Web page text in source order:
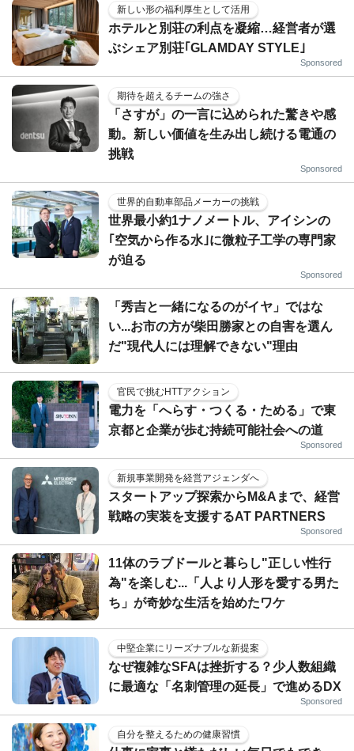
新しい形の福利厚生として活用
ホテルと別荘の利点を凝縮…経営者が選
ぶシェア別荘｢GLAMDAY STYLE｣
Sponsored
期待を超えるチームの強さ
「さすが」の一言に込められた驚きや感
動。新しい価値を生み出し続ける電通の
挑戦
Sponsored
世界的自動車部品メーカーの挑戦
世界最小約1ナノメートル、アイシンの
｢空気から作る水｣に微粒子工学の専門家
が迫る
Sponsored
「秀吉と一緒になるのがイヤ」ではな
い...お市の方が柴田勝家との自害を選ん
だ"現代人には理解できない"理由
官民で挑むHTTアクション
電力を「へらす・つくる・ためる」で東
京都と企業が歩む持続可能社会への道
Sponsored
新規事業開発を経営アジェンダへ
スタートアップ探索からM&Aまで、経営
戦略の実装を支援するAT PARTNERS
Sponsored
11体のラブドールと暮らし"正しい性行
為"を楽しむ...「人より人形を愛する男た
ち」が奇妙な生活を始めたワケ
中堅企業にリーズナブルな新提案
なぜ複雑なSFAは挫折する？少人数組織
に最適な「名刺管理の延長」で進めるDX
Sponsored
自分を整えるための健康習慣